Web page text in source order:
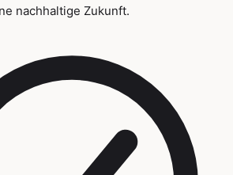
nachhaltige Zukunft.